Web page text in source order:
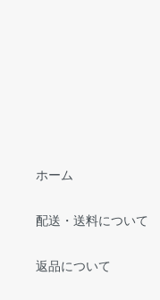
ホーム
配送・送料について
返品について